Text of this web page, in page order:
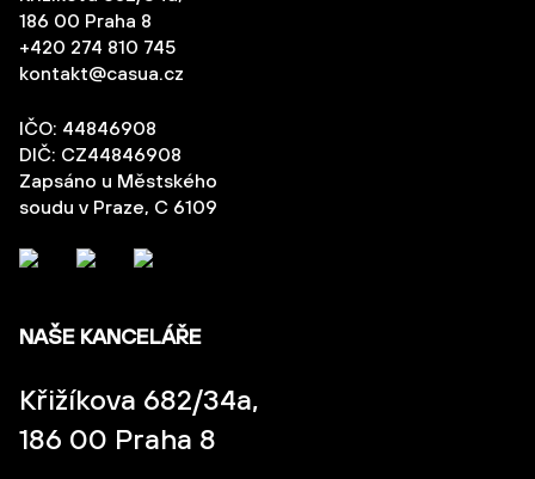
186 00 Praha 8
+420 274 810 745
kontakt@casua.cz
IČO: 44846908
DIČ: CZ44846908
Zapsáno u Městského
soudu v Praze, C 6109
NAŠE KANCELÁŘE
Křižíkova 682/34a,
186 00 Praha 8